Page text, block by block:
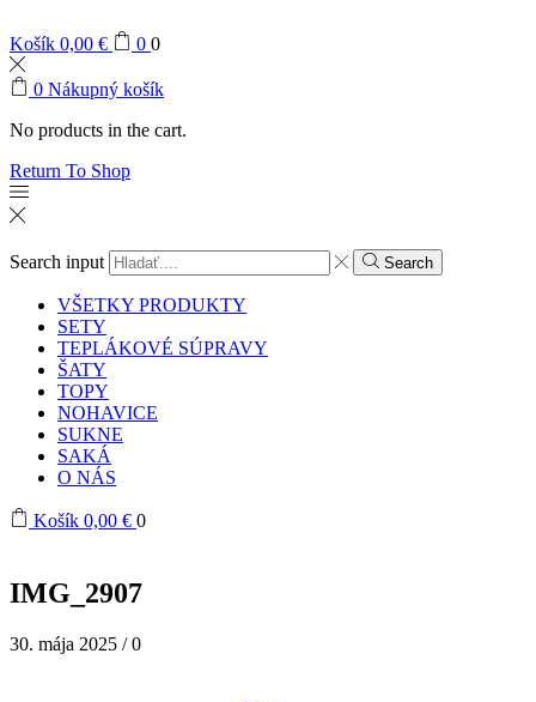
Košík 0,00 € 0 0
0 Nákupný košík
No products in the cart.
Return To Shop
Search input Search
VŠETKY PRODUKTY
SETY
TEPLÁKOVÉ SÚPRAVY
ŠATY
TOPY
NOHAVICE
SUKNE
SAKÁ
O NÁS
Košík 0,00 € 0
IMG_2907
30. mája 2025 / 0